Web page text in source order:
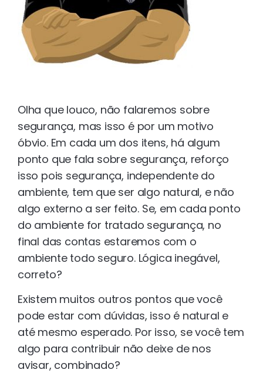
Olha que louco, não falaremos sobre
segurança, mas isso é por um motivo
óbvio. Em cada um dos itens, há algum
ponto que fala sobre segurança, reforço
isso pois segurança, independente do
ambiente, tem que ser algo natural, e não
algo externo a ser feito. Se, em cada ponto
do ambiente for tratado segurança, no
final das contas estaremos com o
ambiente todo seguro. Lógica inegável,
correto?
Existem muitos outros pontos que você
pode estar com dúvidas, isso é natural e
até mesmo esperado. Por isso, se você tem
algo para contribuir não deixe de nos
avisar, combinado?